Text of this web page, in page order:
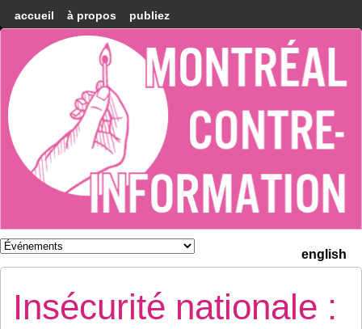
accueil à propos publiez
Montréal
Counter-
information
english
Insécurité nationale :